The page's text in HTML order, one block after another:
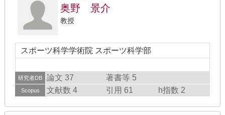
奥野 景介
教授
スポーツ科学学術院 スポーツ科学部
研究者DB 論文 37 著書等 5
Scopus 文献数 4 引用 61 h指数 2